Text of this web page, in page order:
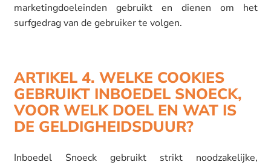
marketingdoeleinden gebruikt en dienen om het
surfgedrag van de gebruiker te volgen.
ARTIKEL 4. WELKE COOKIES
GEBRUIKT INBOEDEL SNOECK,
VOOR WELK DOEL EN WAT IS
DE GELDIGHEIDSDUUR?
Inboedel Snoeck gebruikt strikt noodzakelijke,